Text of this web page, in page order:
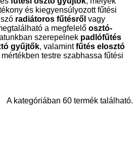
és kiegyensúlyozott fűtési
radiátoros fűtésről vagy
a megfelelő osztó-
szerepelnek padlófűtés
gyűjtők, valamintfűtés elosztó
testre szabhassa fűtési
A kategóriában 60 termék található.